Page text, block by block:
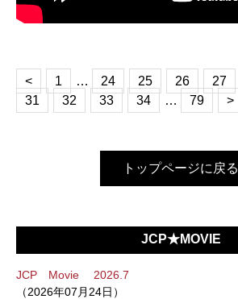
< 1 … 24 25 26 27
31
32 33 34 … 79 >
トップページに戻る
JCP★MOVIE
JCP Movie 2026.7
（2026年07月24日）